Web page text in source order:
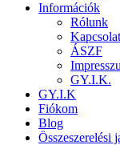
Információk
Rólunk
Kapcsolat
ÁSZF
GY.I.K.
GY.I.K
Fiókom
Blog
Összeszerelési